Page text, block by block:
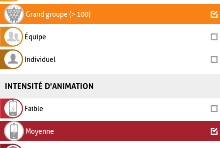
Grand groupe (> 100)
Équipe
Individuel
INTENSITÉ D'ANIMATION
Faible
Moyenne